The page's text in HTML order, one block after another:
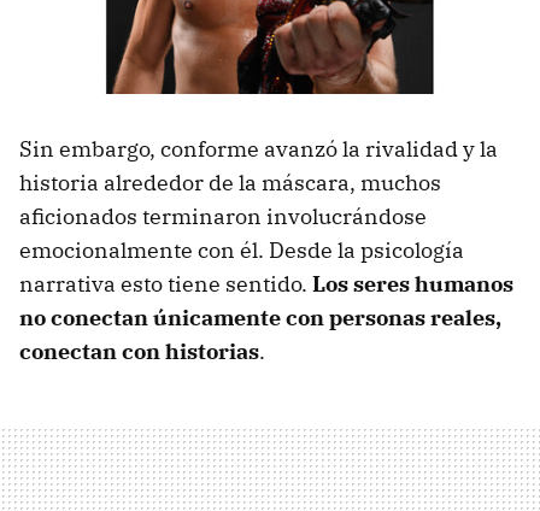
Sin embargo, conforme avanzó la rivalidad y la
historia alrededor de la máscara, muchos
aficionados terminaron involucrándose
emocionalmente con él. Desde la psicología
narrativa esto tiene sentido. Los seres humanos
no conectan únicamente con personas reales,
conectan con historias.